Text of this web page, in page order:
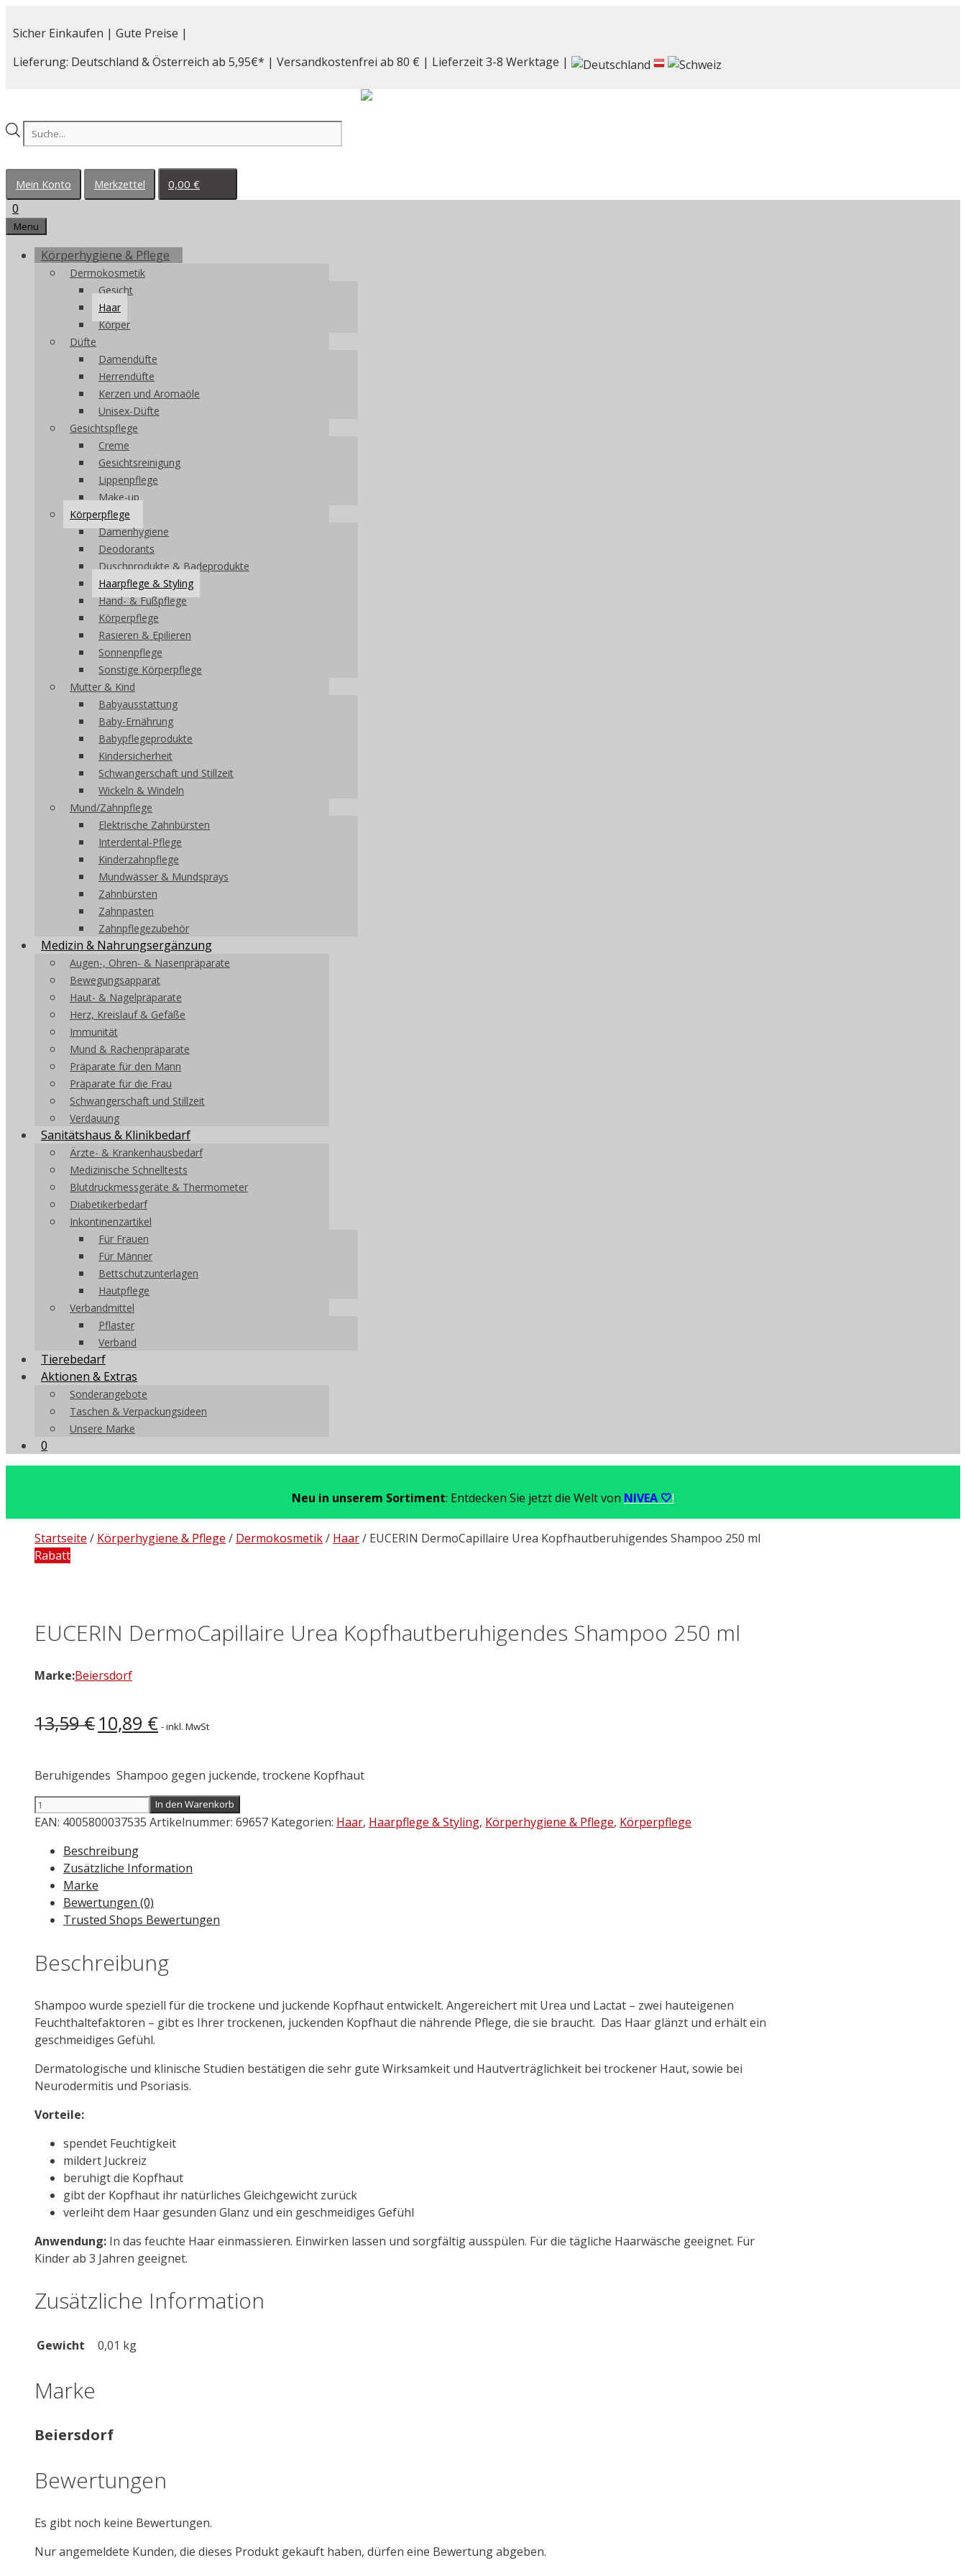
Inhalt
Sicher Einkaufen | Gute Preise |
Lieferung: Deutschland & Österreich ab 5,95€* | Versandkostenfrei ab 80 € | Lieferzeit 3-8 Werktage |
Products
search
Mein Konto Merkzettel 0,00 €
0
Menu
Körperhygiene & Pflege
Dermokosmetik
Gesicht
Haar
Körper
Düfte
Damendüfte
Herrendüfte
Kerzen und Aromaöle
Unisex-Düfte
Gesichtspflege
Creme
Gesichtsreinigung
Lippenpflege
Make-up
Körperpflege
Damenhygiene
Deodorants
Duschprodukte & Badeprodukte
Haarpflege & Styling
Hand- & Fußpflege
Körperpflege
Rasieren & Epilieren
Sonnenpflege
Sonstige Körperpflege
Mutter & Kind
Babyausstattung
Baby-Ernährung
Babypflegeprodukte
Kindersicherheit
Schwangerschaft und Stillzeit
Wickeln & Windeln
Mund/Zahnpflege
Elektrische Zahnbürsten
Interdental-Pflege
Kinderzahnpflege
Mundwässer & Mundsprays
Zahnbürsten
Zahnpasten
Zahnpflegezubehör
Medizin & Nahrungsergänzung
Augen-, Ohren- & Nasenpräparate
Bewegungsapparat
Haut- & Nagelpräparate
Herz, Kreislauf & Gefäße
Immunität
Mund & Rachenpräparate
Präparate für den Mann
Präparate für die Frau
Schwangerschaft und Stillzeit
Verdauung
Sanitätshaus & Klinikbedarf
Ärzte- & Krankenhausbedarf
Medizinische Schnelltests
Blutdruckmessgeräte & Thermometer
Diabetikerbedarf
Inkontinenzartikel
Für Frauen
Für Männer
Bettschutzunterlagen
Hautpflege
Verbandmittel
Pflaster
Verband
Tierebedarf
Aktionen & Extras
Sonderangebote
Taschen & Verpackungsideen
Unsere Marke
0
Neu in unserem Sortiment: Entdecken Sie jetzt die Welt von NIVEA 🤍!
Startseite / Körperhygiene & Pflege / Dermokosmetik/ Haar/ EUCERIN DermoCapillaire Urea Kopfhautberuhigendes Shampoo 250 ml
Rabatt
EUCERIN DermoCapillaire Urea Kopfhautberuhigendes Shampoo 250 ml
Marke:Beiersdorf
13,59€ Ursprünglicher
Preis
13,59 €
10,89 €Aktueller
Preis
10,89 €.
- inkl. MwSt
Beruhigendes Shampoo gegen juckende, trockene Kopfhaut
EUCERIN
DermoCapillaire
Kopfhautberuhigendes
Shampoo
250
Menge
In den Warenkorb
EAN: 4005800037535 Artikelnummer: 69657 Kategorien: Haar, Haarpflege & Styling, Körperhygiene & Pflege, Körperpflege
Beschreibung
Zusätzliche Information
Marke
Bewertungen (0)
Trusted Shops Bewertungen
Beschreibung
Shampoo wurde speziell für die trockene und juckende Kopfhaut entwickelt. Angereichert mit Urea und Lactat – zwei hauteigenen
Feuchthaltefaktoren – gibt es Ihrer trockenen, juckenden Kopfhaut die nährende Pflege, die sie braucht. Das Haar glänzt und erhält ein
geschmeidiges Gefühl.
Dermatologische und klinische Studien bestätigen die sehr gute Wirksamkeit und Hautverträglichkeit bei trockener Haut, sowie bei
Neurodermitis und Psoriasis.
Vorteile:
spendet Feuchtigkeit
mildert Juckreiz
beruhigt die Kopfhaut
gibt der Kopfhaut ihr natürliches Gleichgewicht zurück
verleiht dem Haar gesunden Glanz und ein geschmeidiges Gefühl
Anwendung: In das feuchte Haar einmassieren. Einwirken lassen und sorgfältig ausspülen. Für die tägliche Haarwäsche geeignet. Für
Kinder ab 3 Jahren geeignet.
Zusätzliche Information
Gewicht 0,01 kg
Marke
Beiersdorf
Bewertungen
Es gibt noch keine Bewertungen.
Nur angemeldete Kunden, die dieses Produkt gekauft haben, dürfen eine Bewertung abgeben.